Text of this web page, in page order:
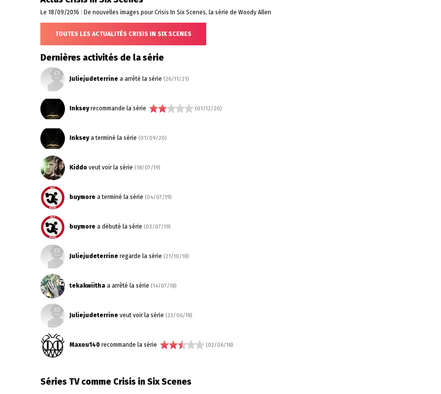
Le 18/09/2016 : De nouvelles images pour Crisis In Six Scenes, la série de Woody Allen
TOUTES LES ACTUALITÉS CRISIS IN SIX SCENES
Dernières activités de la série
Juliejudeterrine a arrêté la série (26/11/21)
Inkseyrecommande la série (01/12/20)
Inkseya terminé la série (01/09/20)
Kiddo veut voir la série (18/07/19)
buymore a terminé la série (04/07/19)
buymore a débuté la série (03/07/19)
Juliejudeterrine regarde la série (21/10/18)
tekakwiitha a arrêté la série (14/07/18)
Juliejudeterrine veut voir la série (23/06/18)
Maxou140 recommande la série (02/06/18)
Séries TV comme Crisis in Six Scenes